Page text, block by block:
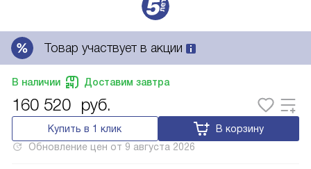
Товар участвует в акции
В наличии Доставим завтра
160 520 руб.
Купить в 1 клик
В корзину
Обновление цен от 9 августа 2026